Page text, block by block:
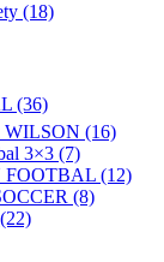
(18)
(36)
(16)
3×3 (7)
(12)
(8)